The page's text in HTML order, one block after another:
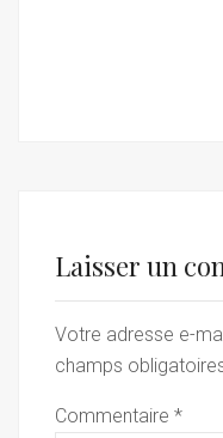
Laisser un
Votre adresse e-
champs
Commentaire *